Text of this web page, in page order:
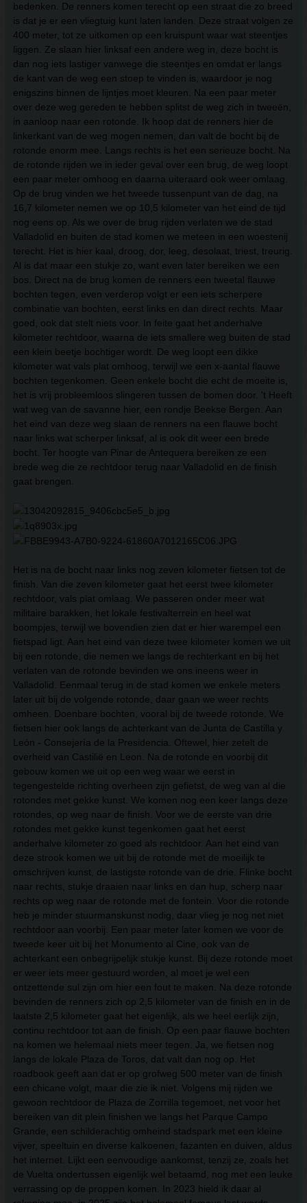
bedenken. De renners komen terecht op een straat die zo breed
is dat je er een vliegtuig kunt laten landen. Deze straat volgen ze
400 meter, tot ze uitkomen op een kruispunt waar wat steentjes
liggen. Ze slaan hier linksaf een andere weg in, deze bocht is
dan nog iets lastiger vanwege die steentjes en omdat er langs
de kant van de weg een stoep te vinden is, waardoor je nog
enigszins binnen de lijntjes moet kleuren. Na een paar meter
over deze weg gereden te hebben splitst de weg zich in tweeën,
in aanloop naar een rotonde. Ik hoop dat de renners hier de
linkerkant van de weg mogen nemen, dan valt de bocht bij de
rotonde enorm mee. Langs rechts is het een serieuze bocht. Na
de rotonde rijden we in ieder geval over een brug, de weg loopt
een paar meter omhoog en daarna uiteraard ook weer omlaag.
Op de brug vinden we het tweede tussenpunt van de dag, na
16,7 kilometer nemen we op 10,5 kilometer van het eind de tijd
nog eens op. Als we over de brug rijden verlaten we de stad
Valladolid en buiten de stad komen we meteen in een woestenij
terecht. Het is hier kaal, droog, dor, leeg, desolaat, triest, treurig.
Al is dat maar een stukje zo, want even later bereiken we een
bos. Direct na de brug komen de renners een tweetal flauwe
bochten tegen, even verderop volgt er een iets scherpere
combinatie van bochten, eerst links en dan direct rechts. Maar
goed, ook dat stelt niets voor. In feite gaat het anderhalve
kilometer rechtdoor, waarna de iets smallere weg buiten de stad
een klein beetje bochtiger wordt. De weg loopt een dikke
kilometer wat vals plat omhoog, terwijl we een x-aantal flauwe
bochten tegenkomen. Geen enkele bocht die echt de moeite is,
het is vrij probleemloos slingeren tussen de bomen door. 't Heeft
wat weg van de savanne hier, een rondje Beekse Bergen. Aan
het eind van deze weg slaan de renners na een flauwe bocht
naar links wat scherper linksaf, al is ook dit weer een brede
bocht. Ter hoogte van Pinar de Antequera bereiken ze een
brede weg die ze rechtdoor terug naar Valladolid en de finish
gaat brengen.
Het is na de bocht naar links nog zeven kilometer fietsen tot de
finish. Van die zeven kilometer gaat het eerst twee kilometer
rechtdoor, vals plat omlaag. We passeren onder meer wat
militaire barakken, het lokale festivalterrein en heel wat
boompjes, terwijl we bovendien zien dat er hier warempel een
fietspad ligt. Aan het eind van deze twee kilometer komen we uit
bij een rotonde, die nemen we langs de rechterkant en bij het
verlaten van de rotonde bevinden we ons ineens weer in
Valladolid. Eenmaal terug in de stad komen we enkele meters
later uit bij de volgende rotonde, daar gaan we weer rechts
omheen. Doenbare bochten, vooral bij de tweede rotonde. We
fietsen hier ook langs de achterkant van de Junta de Castilla y
León - Consejería de la Presidencia. Oftewel, hier zetelt de
overheid van Castilië en Leon. Na de rotonde en voorbij dit
gebouw komen we uit op een weg waar we eerst in
tegengestelde richting overheen zijn gefietst, de weg van al die
rotondes met gekke kunst. We komen nog een keer langs deze
rotondes, op weg naar de finish. Voor we de eerste van drie
rotondes met gekke kunst tegenkomen gaat het eerst
anderhalve kilometer zo goed als rechtdoor. Aan het eind van
deze strook komen we uit bij de rotonde met de moeilijk te
omschrijven kunst, de lastigste rotonde van de drie. Flinke bocht
naar rechts, stukje draaien naar links en dan hup, scherp naar
rechts op weg naar de rotonde met de fontein. Voor die rotonde
heb je minder stuurmanskunst nodig, daar vlieg je nog net niet
rechtdoor aan voorbij. Een paar meter later komen we voor de
tweede keer uit bij het Monumento al Cine, ook van de
achterkant een onbegrijpelijk stukje kunst. Bij deze rotonde moet
er weer iets meer gestuurd worden, al moet je wel een
ontzettende sul zijn om hier een fout te maken. Na deze rotonde
bevinden de renners zich op 2,5 kilometer van de finish en in de
laatste 2,5 kilometer gaat het eigenlijk, als we heel eerlijk zijn,
continu rechtdoor tot aan de finish. Op een paar flauwe bochten
na komen we helemaal niets meer tegen. Ja, we fietsen nog
langs de lokale Plaza de Toros, dat valt dan nog op. Het
roadbook geeft aan dat er op grofweg 500 meter van de finish
een chicane volgt, maar die zie ik niet. Volgens mij rijden we
gewoon rechtdoor de Plaza de Zorrilla tegemoet, net voor het
bereiken van dit plein finishen we langs het Parque Campo
Grande, een schilderachtig omheind stadspark met een kleine
vijver, speeltuin en diverse kalkoenen, fazanten en duiven, aldus
het internet. Lijkt een eenvoudige aankomst, tenzij ze, zoals het
de Vuelta ondertussen eigenlijk wel betaamd, nog met een leuke
verrassing op de proppen komen. In 2023 hield ik daar al